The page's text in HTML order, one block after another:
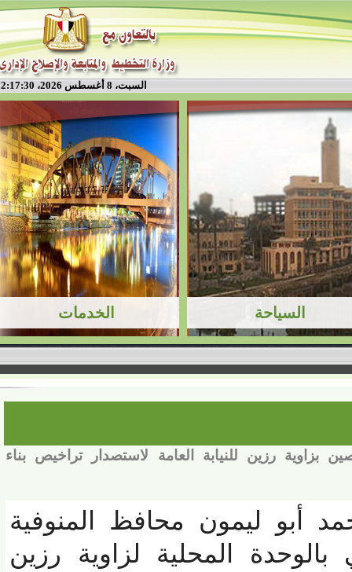
السبت، 8 أغسطس 2026، 2:17:30 م
رزين للنيابة العامة لاستصدار تراخيص بناء
أبو ليمون محافظ المنوفية
المحلية لزاوية رزين